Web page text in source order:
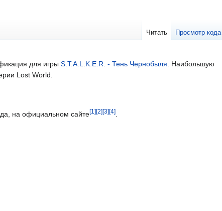
для игры S.T.A.L.K.E.R. - Тень Чернобыля. Наибольшую
Lost World.
на официальном сайте[1][2][3][4].
Читать Просмотр кода